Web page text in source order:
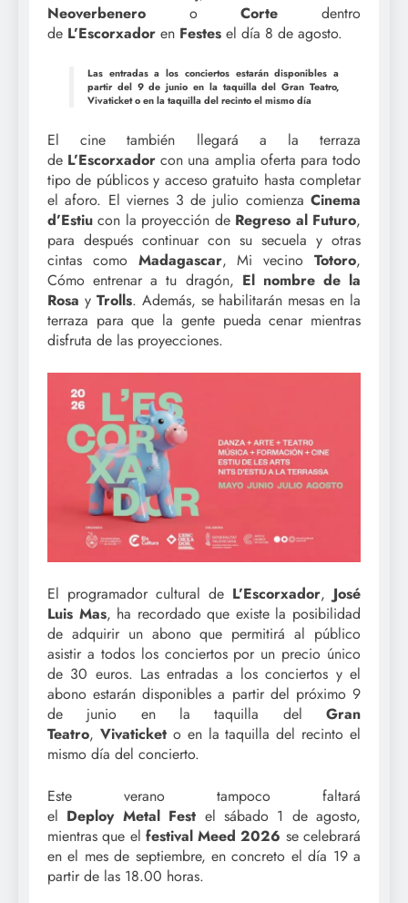
Neoverbenero oCorte dentro
de L’Escorxador en Festes el día 8 de agosto.
Las entradas a los conciertos estarán disponibles a
partir del 9 de junio en la taquilla del Gran Teatro,
Vivaticket o en la taquilla del recinto el mismo día
El cine también llegará a la terraza
de L’Escorxador con una amplia oferta para todo
tipo de públicos y acceso gratuito hasta completar
el aforo. El viernes 3 de julio comienza Cinema
d’Estiu con la proyección de Regreso al Futuro,
para después continuar con su secuela y otras
cintas como Madagascar, Mi vecinoTotoro,
Cómo entrenar a tu dragón, El nombre de la
Rosa y Trolls. Además, se habilitarán mesas en la
terraza para que la gente pueda cenar mientras
disfruta de las proyecciones.
El programador cultural de L’Escorxador, José
Luis Mas, ha recordado que existe la posibilidad
de adquirir un abono que permitirá al público
asistir a todos los conciertos por un precio único
de 30 euros. Las entradas a los conciertos y el
abono estarán disponibles a partir del próximo 9
de junio en la taquilla del Gran
Teatro, Vivaticketo en la taquilla del recinto el
mismo día del concierto.
Este verano tampoco faltará
el Deploy Metal Fest el sábado 1 de agosto,
mientras que el festival Meed 2026 se celebrará
en el mes de septiembre, en concreto el día 19 a
partir de las 18.00 horas.